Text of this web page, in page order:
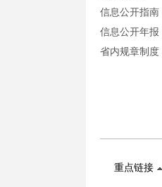
信息公开指南
信息公开年报
省内规章制度
重点链接